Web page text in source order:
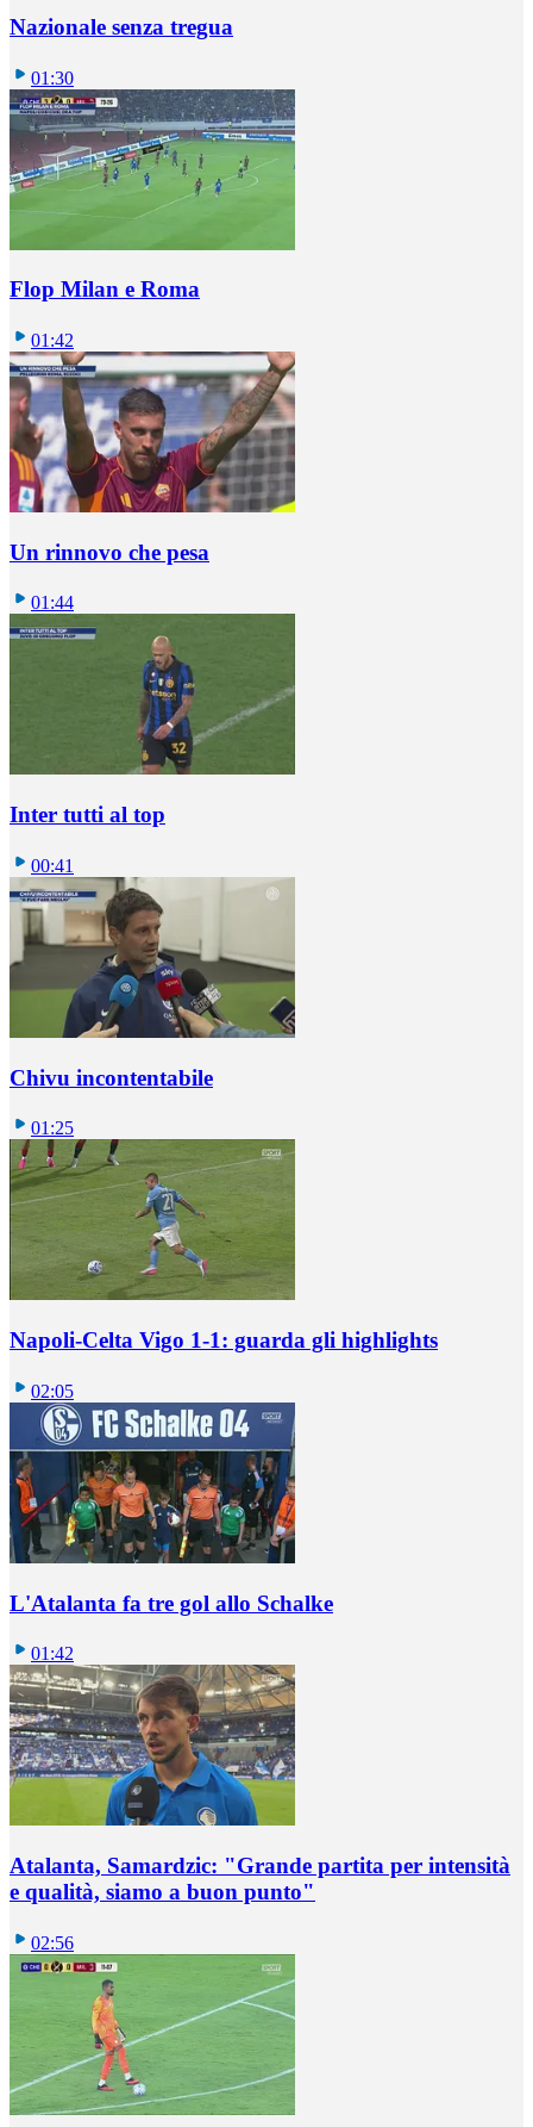
Nazionale senza tregua
01:30
Flop Milan e Roma
01:42
Un rinnovo che pesa
01:44
Inter tutti al top
00:41
Chivu incontentabile
01:25
Napoli-Celta Vigo 1-1: guarda gli highlights
02:05
L'Atalanta fa tre gol allo Schalke
01:42
Atalanta, Samardzic: "Grande partita per intensità
e qualità, siamo a buon punto"
02:56